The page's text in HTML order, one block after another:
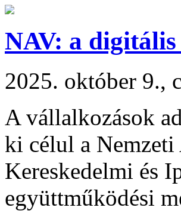
NAV: a
2025. október 9.,
A vállalkozások
ki célul a
Kereskedelmi és
együttműködési